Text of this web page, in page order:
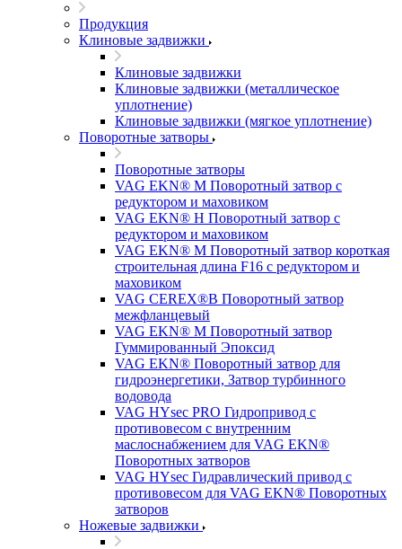
Продукция
Клиновые задвижки
Клиновые задвижки
Клиновые задвижки (металлическое
уплотнение)
Клиновые задвижки (мягкое уплотнение)
Поворотные затворы
Поворотные затворы
VAG EKN® M Поворотный затвор с
редуктором и маховиком
VAG EKN® H Поворотный затвор с
редуктором и маховиком
VAG EKN® M Поворотный затвор короткая
строительная длина F16 с редуктором и
маховиком
VAG CEREX®B Поворотный затвор
межфланцевый
VAG EKN® M Поворотный затвор
Гуммированный Эпоксид
VAG EKN® Поворотный затвор для
гидроэнергетики, Затвор турбинного
водовода
VAG HYsec PRO Гидропривод с
противовесом с внутренним
маслоснабжением для VAG EKN®
Поворотных затворов
VAG HYsec Гидравлический привод с
противовесом для VAG EKN® Поворотных
затворов
Ножевые задвижки